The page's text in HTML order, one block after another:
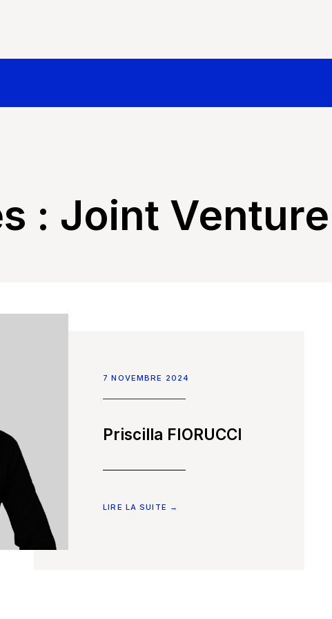
: Joint Venture
7 NOVEMBRE 2024
Priscilla FIORUCCI
LIRE LA SUITE →